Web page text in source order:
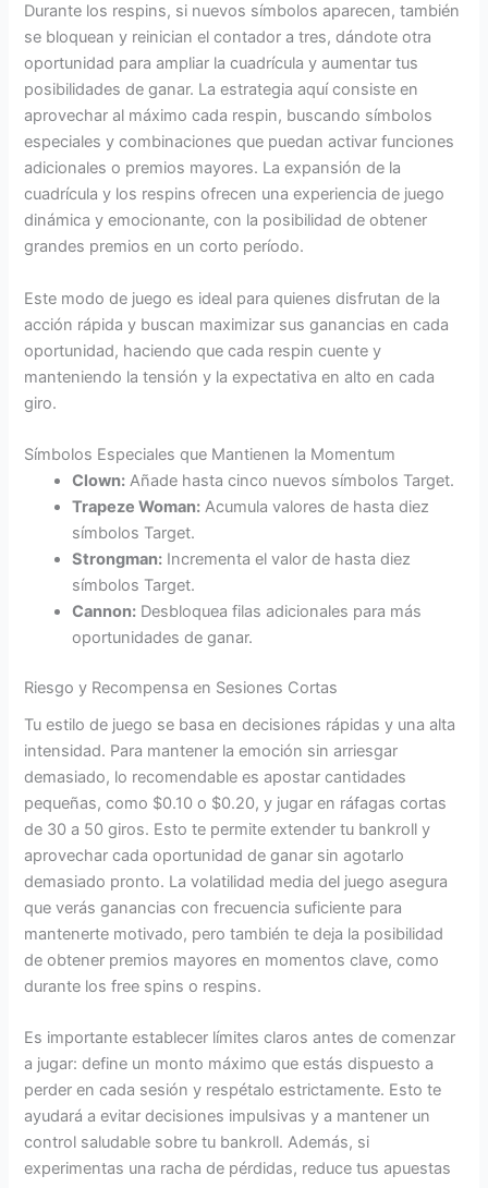
Durante los respins, si nuevos símbolos aparecen, también
se bloquean y reinician el contador a tres, dándote otra
oportunidad para ampliar la cuadrícula y aumentar tus
posibilidades de ganar. La estrategia aquí consiste en
aprovechar al máximo cada respin, buscando símbolos
especiales y combinaciones que puedan activar funciones
adicionales o premios mayores. La expansión de la
cuadrícula y los respins ofrecen una experiencia de juego
dinámica y emocionante, con la posibilidad de obtener
grandes premios en un corto período.
Este modo de juego es ideal para quienes disfrutan de la
acción rápida y buscan maximizar sus ganancias en cada
oportunidad, haciendo que cada respin cuente y
manteniendo la tensión y la expectativa en alto en cada
giro.
Símbolos Especiales que Mantienen la Momentum
Clown: Añade hasta cinco nuevos símbolos Target.
Trapeze Woman: Acumula valores de hasta diez
símbolos Target.
Strongman: Incrementa el valor de hasta diez
símbolos Target.
Cannon: Desbloquea filas adicionales para más
oportunidades de ganar.
Riesgo y Recompensa en Sesiones Cortas
Tu estilo de juego se basa en decisiones rápidas y una alta
intensidad. Para mantener la emoción sin arriesgar
demasiado, lo recomendable es apostar cantidades
pequeñas, como $0.10 o $0.20, y jugar en ráfagas cortas
de 30 a 50 giros. Esto te permite extender tu bankroll y
aprovechar cada oportunidad de ganar sin agotarlo
demasiado pronto. La volatilidad media del juego asegura
que verás ganancias con frecuencia suficiente para
mantenerte motivado, pero también te deja la posibilidad
de obtener premios mayores en momentos clave, como
durante los free spins o respins.
Es importante establecer límites claros antes de comenzar
a jugar: define un monto máximo que estás dispuesto a
perder en cada sesión y respétalo estrictamente. Esto te
ayudará a evitar decisiones impulsivas y a mantener un
control saludable sobre tu bankroll. Además, si
experimentas una racha de pérdidas, reduce tus apuestas